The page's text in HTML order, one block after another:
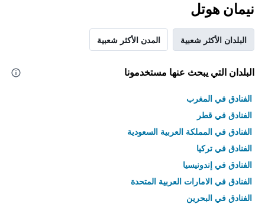
نيمان هوتل
البلدان الأكثر شعبية المدن الأكثر شعبية
البلدان التي يبحث عنها مستخدمونا
الفنادق في المغرب
الفنادق في قطر
الفنادق في المملكة العربية السعودية
الفنادق في تركيا
الفنادق في إندونيسيا
الفنادق في الامارات العربية المتحدة
الفنادق في البحرين